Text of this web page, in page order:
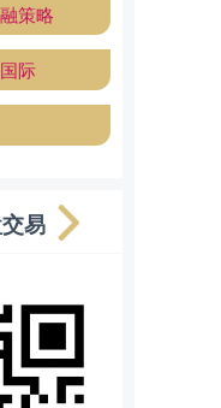
策略
国际
易